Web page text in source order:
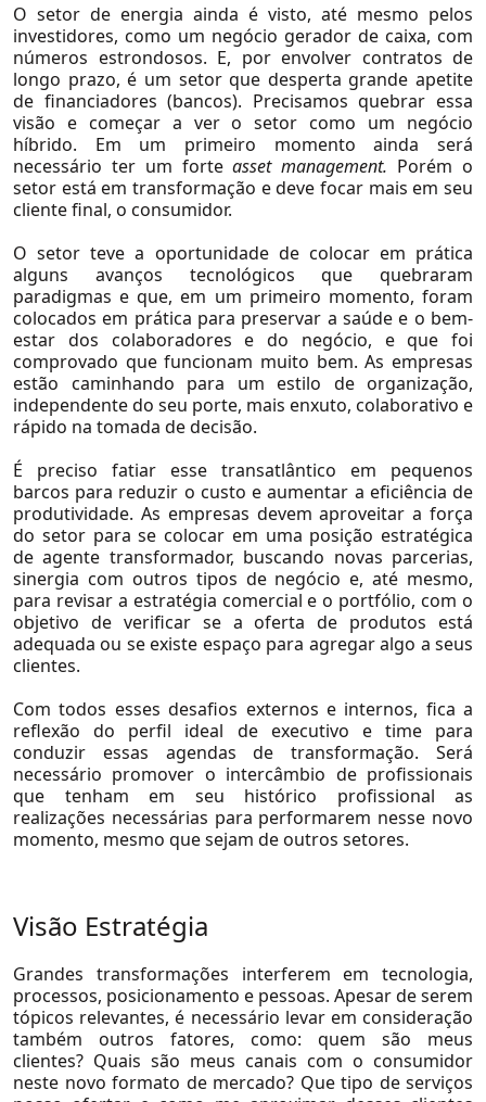
Setores
Agronegócio
Consumo e Varejo
Educação
Logística e Transportes
Petróleo e Gás
Private Equity e Venture Capital
Real Estate
Saúde
Telecom, Mídia e Tecnologia
Utilidades
Ver Todos
O setor de energia ainda é visto, até mesmo pelos
investidores, como um negócio gerador de caixa, com
números estrondosos. E, por envolver contratos de
longo prazo, é um setor que desperta grande apetite
de financiadores (bancos). Precisamos quebrar essa
visão e começar a ver o setor como um negócio
híbrido. Em um primeiro momento ainda será
necessário ter um forteasset management. Porém o
setor está em transformação e deve focar mais em seu
cliente final, o consumidor.
O setor teve a oportunidade de colocar em prática
alguns avanços tecnológicos que quebraram
paradigmas e que, em um primeiro momento, foram
colocados em prática para preservar a saúde e o bem-
estar dos colaboradores e do negócio, e que foi
comprovado que funcionam muito bem. As empresas
estão caminhando para um estilo de organização,
independente do seu porte, mais enxuto, colaborativo e
rápido na tomada de decisão.
É preciso fatiar esse transatlântico em pequenos
barcos para reduzir o custo e aumentar a eficiência de
produtividade. As empresas devem aproveitar a força
do setor para se colocar em uma posição estratégica
de agente transformador, buscando novas parcerias,
sinergia com outros tipos de negócio e, até mesmo,
para revisar a estratégia comercial e o portfólio, com o
objetivo de verificar se a oferta de produtos está
adequada ou se existe espaço para agregar algo a seus
clientes.
Com todos esses desafios externos e internos, fica a
reflexão do perfil ideal de executivo e time para
conduzir essas agendas de transformação. Será
necessário promover o intercâmbio de profissionais
que tenham em seu histórico profissional as
realizações necessárias para performarem nesse novo
momento, mesmo que sejam de outros setores.
Visão Estratégia
Grandes transformações interferem em tecnologia,
processos, posicionamento e pessoas. Apesar de serem
tópicos relevantes, é necessário levar em consideração
também outros fatores, como: quem são meus
clientes? Quais são meus canais com o consumidor
neste novo formato de mercado? Que tipo de serviços